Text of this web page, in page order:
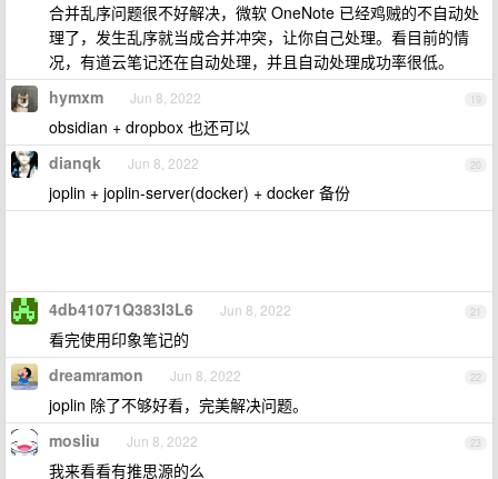
合并乱序问题很不好解决，微软 OneNote 已经鸡贼的不自动处
理了，发生乱序就当成合并冲突，让你自己处理。看目前的情
况，有道云笔记还在自动处理，并且自动处理成功率很低。
19
hymxm Jun 8, 2022
obsidian + dropbox 也还可以
20
dianqk Jun 8, 2022
joplin + joplin-server(docker) + docker 备份
21
4db41071Q383I3L6 Jun 8, 2022
看完使用印象笔记的
22
dreamramon Jun 8, 2022
joplin 除了不够好看，完美解决问题。
23
mosliu Jun 8, 2022
我来看看有推思源的么